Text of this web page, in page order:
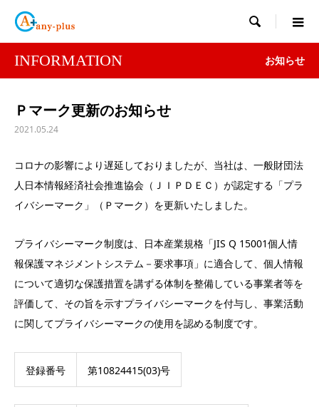

INFORMATION お知らせ
Ｐマーク更新のお知らせ
2021.05.24
コロナの影響により遅延しておりましたが、当社は、一般財団法
人日本情報経済社会推進協会（ＪＩＰＤＥＣ）が認定する「プラ
イバシーマーク」（Ｐマーク）を更新いたしました。
プライバシーマーク制度は、日本産業規格「JIS Q 15001個人情
報保護マネジメントシステム－要求事項」に適合して、個人情報
について適切な保護措置を講ずる体制を整備している事業者等を
評価して、その旨を示すプライバシーマークを付与し、事業活動
に関してプライバシーマークの使用を認める制度です。
登録番号 第10824415(03)号